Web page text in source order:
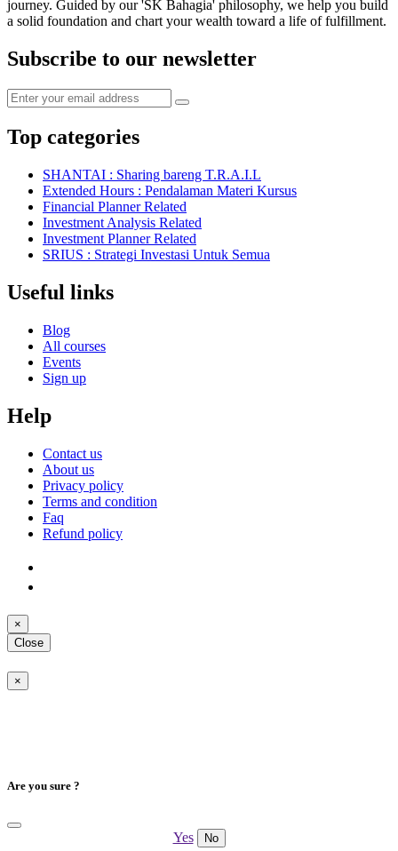
journey. Guided by our 'SK Bahagia' philosophy, we help you build
a solid foundation and chart your wealth toward a life of fulfillment.
Subscribe to our newsletter
Top categories
SHANTAI : Sharing bareng T.R.A.I.L
Extended Hours : Pendalaman Materi Kursus
Financial Planner Related
Investment Analysis Related
Investment Planner Related
SRIUS : Strategi Investasi Untuk Semua
Useful links
Blog
All courses
Events
Sign up
Help
Contact us
About us
Privacy policy
Terms and condition
Faq
Refund policy
×
Close
×
Are you sure ?
Yes No